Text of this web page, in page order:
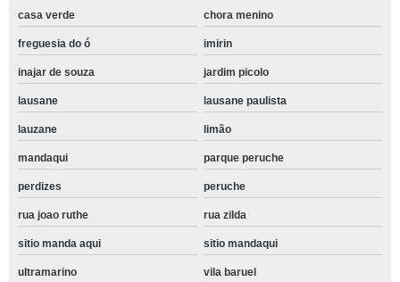
casa verde chora menino
freguesia do ó imirin
inajar de souza jardim picolo
lausane lausane paulista
lauzane limão
mandaqui parque peruche
perdizes peruche
rua joao ruthe rua zilda
sitio manda aqui sitio mandaqui
ultramarino vila baruel